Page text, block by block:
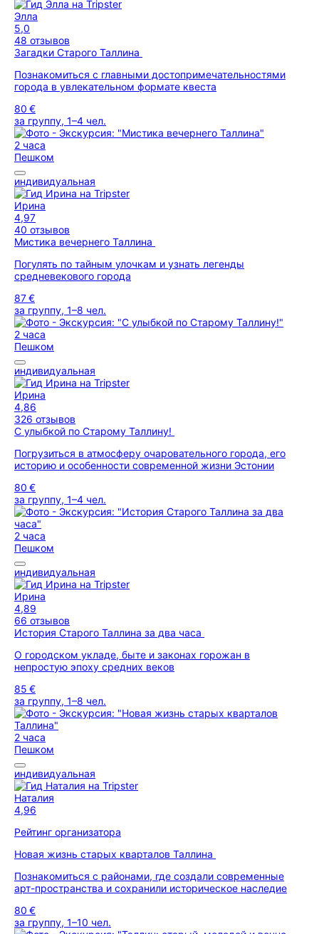
Элла
5,0
48 отзывов
Загадки Старого Таллина
Познакомиться с главными достопримечательностями
города в увлекательном формате квеста
80 €
за группу, 1–4 чел.
2 часа
Пешком
индивидуальная
Ирина
4,97
40 отзывов
Мистика вечернего Таллина
Погулять по тайным улочкам и узнать легенды
средневекового города
87 €
за группу, 1–8 чел.
2 часа
Пешком
индивидуальная
Ирина
4,86
326 отзывов
С улыбкой по Старому Таллину!
Погрузиться в атмосферу очаровательного города, его
историю и особенности современной жизни Эстонии
80 €
за группу, 1–4 чел.
2 часа
Пешком
индивидуальная
Ирина
4,89
66 отзывов
История Старого Таллина за два часа
О городском укладе, быте и законах горожан в
непростую эпоху средних веков
85 €
за группу, 1–8 чел.
2 часа
Пешком
индивидуальная
Наталия
4,96
Рейтинг организатора
Новая жизнь старых кварталов Таллина
Познакомиться с районами, где создали современные
арт-пространства и сохранили историческое наследие
80 €
за группу, 1–10 чел.